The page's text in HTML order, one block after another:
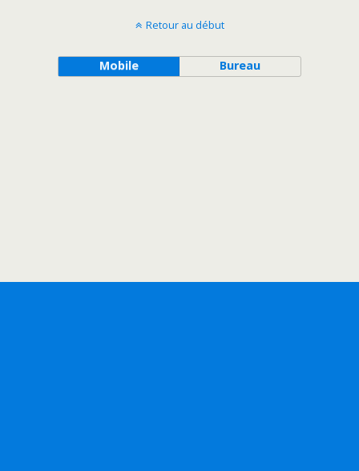
Retour au début
Mobile Bureau